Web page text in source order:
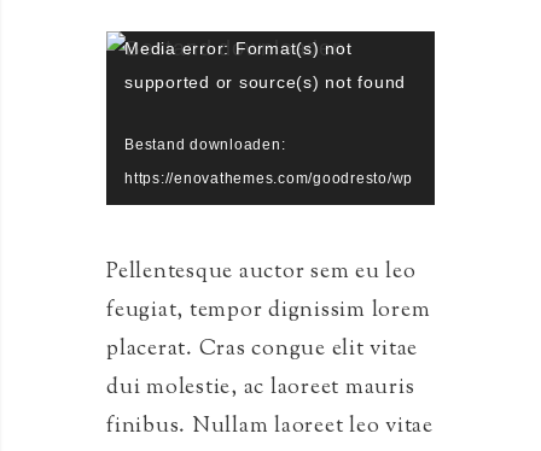
Videospeler
Media error: Format(s) not
supported or source(s) not found
Bestand downloaden:
https://enovathemes.com/goodresto/wp
https://enovathemes.com/goodresto/wp
-content/uploads/video.webm?_=1
Bestand downloaden:
https://enovathemes.com/goodresto/wp
-content/uploads/video.ogv?_=1
Pellentesque auctor sem eu leo
feugiat, tempor dignissim lorem
placerat. Cras congue elit vitae
dui molestie, ac laoreet mauris
finibus. Nullam laoreet leo vitae